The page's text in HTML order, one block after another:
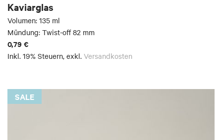
Kaviarglas
Volumen: 135 ml
Mündung: Twist-off 82 mm
0,79 €
Inkl. 19% Steuern, exkl. Versandkosten
SALE